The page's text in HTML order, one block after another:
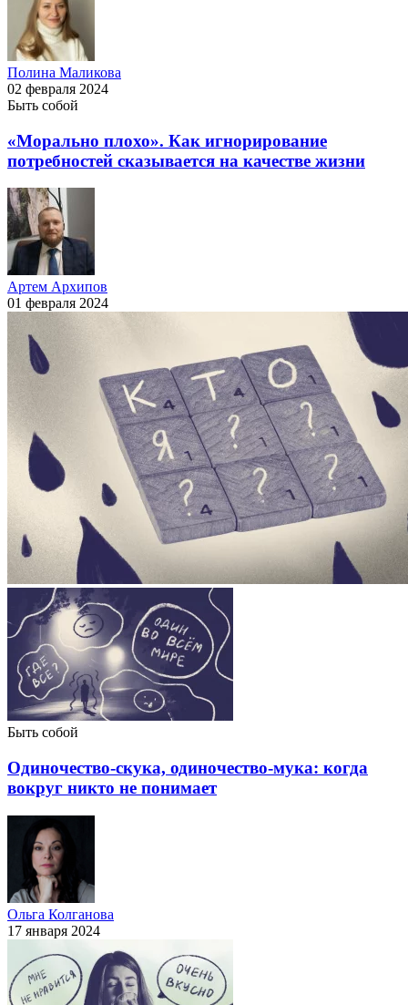
Полина Маликова
02 февраля 2024
Быть собой
«Морально плохо». Как игнорирование
потребностей сказывается на качестве жизни
Артем Архипов
01 февраля 2024
Быть собой
Одиночество-скука, одиночество-мука: когда
вокруг никто не понимает
Ольга Колганова
17 января 2024